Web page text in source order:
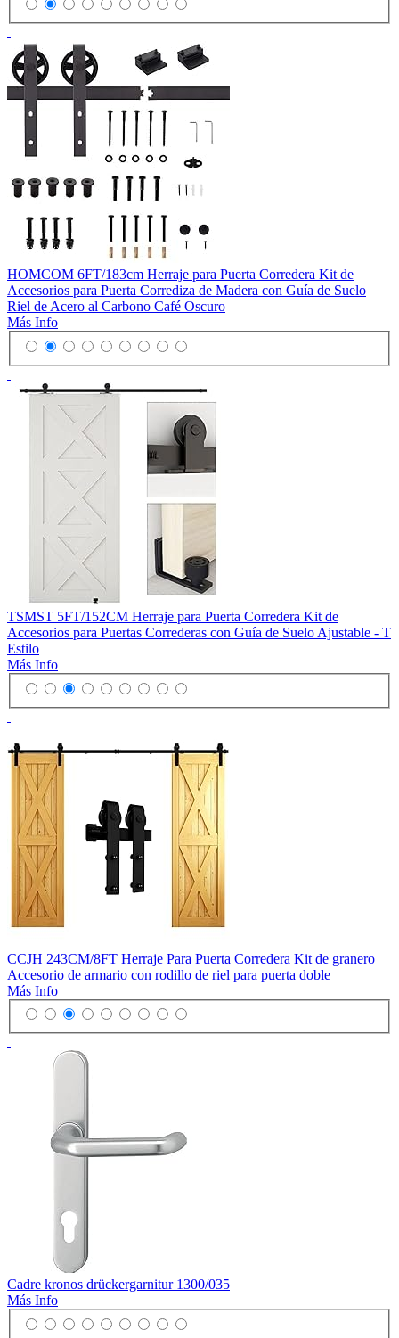
HOMCOM 6FT/183cm Herraje para Puerta Corredera Kit de
Accesorios para Puerta Corrediza de Madera con Guía de Suelo
Riel de Acero al Carbono Café Oscuro
Más Info
TSMST 5FT/152CM Herraje para Puerta Corredera Kit de
Accesorios para Puertas Correderas con Guía de Suelo Ajustable - T
Estilo
Más Info
CCJH 243CM/8FT Herraje Para Puerta Corredera Kit de granero
Accesorio de armario con rodillo de riel para puerta doble
Más Info
Cadre kronos drückergarnitur 1300/035
Más Info